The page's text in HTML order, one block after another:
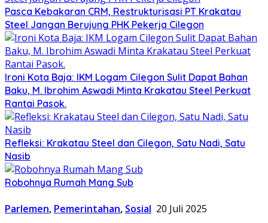
Pasca Kebakaran CRM, Restrukturisasi PT Krakatau
Steel Jangan Berujung PHK Pekerja Cilegon
Ironi Kota Baja: IKM Logam Cilegon Sulit Dapat Bahan
Baku, M. Ibrohim Aswadi Minta Krakatau Steel Perkuat
Rantai Pasok.
Refleksi: Krakatau Steel dan Cilegon, Satu Nadi, Satu
Nasib
Robohnya Rumah Mang Sub
Parlemen, Pemerintahan, Sosial 20 Juli 2025